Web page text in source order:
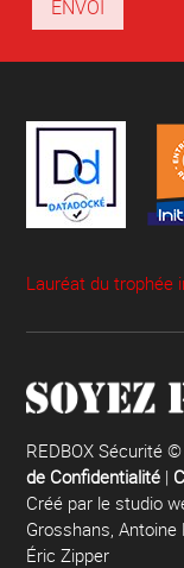
ENVOI
Lauréat du trophée
REDBOX Sécurité
de Confidentialité |
Créé par le studio
Grosshans,
Éric Zipper